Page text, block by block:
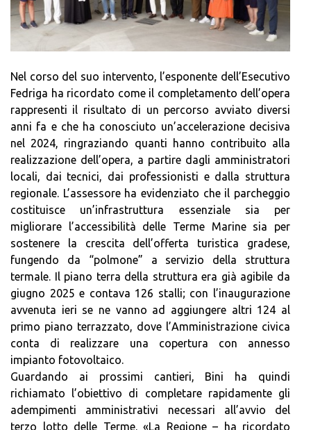
Nel corso del suo intervento, l’esponente dell’Esecutivo
Fedriga ha ricordato come il completamento dell’opera
rappresenti il risultato di un percorso avviato diversi
anni fa e che ha conosciuto un’accelerazione decisiva
nel 2024, ringraziando quanti hanno contribuito alla
realizzazione dell’opera, a partire dagli amministratori
locali, dai tecnici, dai professionisti e dalla struttura
regionale. L’assessore ha evidenziato che il parcheggio
costituisce un’infrastruttura essenziale sia per
migliorare l’accessibilità delle Terme Marine sia per
sostenere la crescita dell’offerta turistica gradese,
fungendo da “polmone” a servizio della struttura
termale. Il piano terra della struttura era già agibile da
giugno 2025 e contava 126 stalli; con l’inaugurazione
avvenuta ieri se ne vanno ad aggiungere altri 124 al
primo piano terrazzato, dove l’Amministrazione civica
conta di realizzare una copertura con annesso
impianto fotovoltaico.
Guardando ai prossimi cantieri, Bini ha quindi
richiamato l’obiettivo di completare rapidamente gli
adempimenti amministrativi necessari all’avvio del
terzo lotto delle Terme. «La Regione – ha ricordato